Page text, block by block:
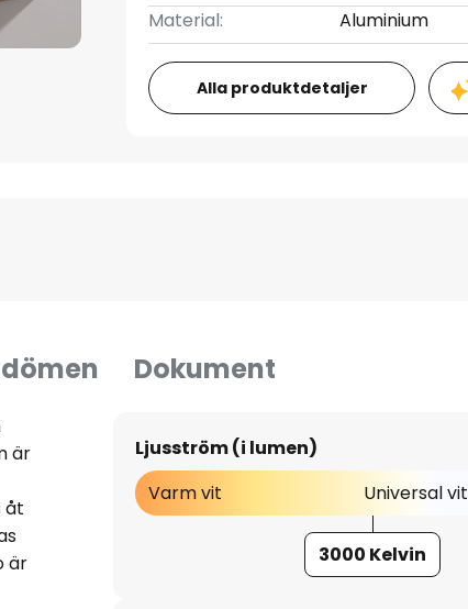
Material:
Aluminium
Alla produktdetaljer
Dokument
är
åt
är
Ljusström (i lumen)
Varm vit
Universal vit
3000 Kelvin